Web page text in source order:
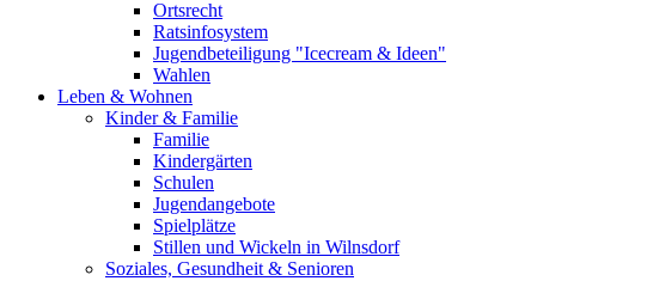
Ortsrecht
Ratsinfosystem
Jugendbeteiligung "Icecream & Ideen"
Wahlen
Leben & Wohnen
Kinder & Familie
Familie
Kindergärten
Schulen
Jugendangebote
Spielplätze
Stillen und Wickeln in Wilnsdorf
Soziales, Gesundheit & Senioren